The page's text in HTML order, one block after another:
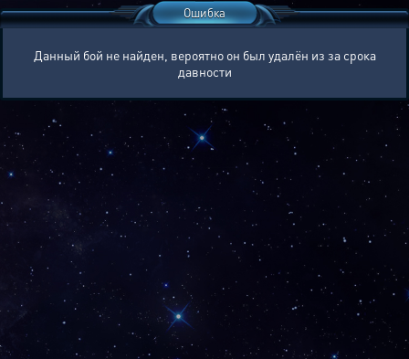
Ошибка
Данный бой не найден, вероятно он был удалён из за срока
давности